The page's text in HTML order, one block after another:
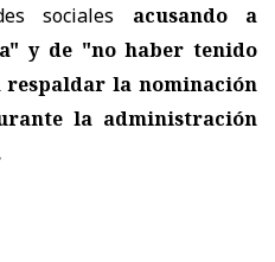
sociales acusando a
y de "no haber tenido
la nominación
la administración